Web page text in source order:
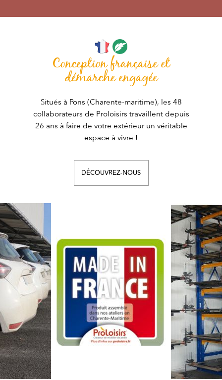
Conception française et
démarche engagée
Situés à Pons (Charente-maritime), les 48
collaborateurs de Proloisirs travaillent depuis
26 ans à faire de votre extérieur un véritable
espace à vivre !
DÉCOUVREZ-NOUS